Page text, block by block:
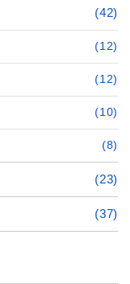
(42)
(12)
(12)
(10)
(8)
(23)
(37)